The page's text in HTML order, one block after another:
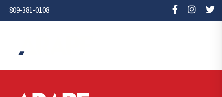
809-381-0108